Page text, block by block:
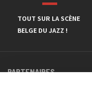
TOUT SUR LA SCÈNE
BELGE DU JAZZ !
PARTENAIRES